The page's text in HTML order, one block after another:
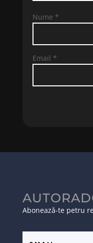
Nume *
Email *
Abonează-te petru